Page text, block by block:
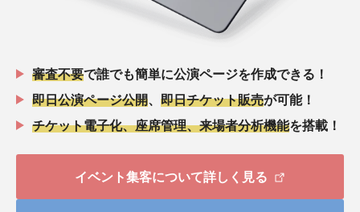
審査不要で誰でも簡単に公演ページを作成できる！
即日公演ページ公開
即日チケット販売が可能！
チケット電子化、座席管理、来場者分析機能を搭載！
イベント集客について詳しく見る